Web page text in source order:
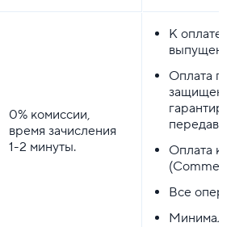
0% комиссии,
время зачисления
1-2 минуты.
К оплате
Оплата
Оплата
Все